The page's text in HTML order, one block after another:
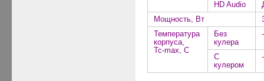
HD Audio
Мощность, Вт
Температура
корпуса,
Tc-max, C
Без
кулера
-
С
кулером
-